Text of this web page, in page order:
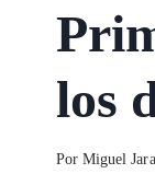
los
Por Miguel Jara